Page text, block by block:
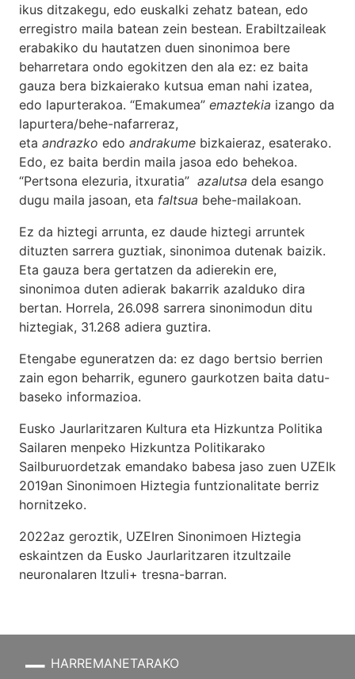
ikus ditzakegu, edo euskalki zehatz batean, edo
erregistro maila batean zein bestean. Erabiltzaileak
erabakiko du hautatzen duen sinonimoa bere
beharretara ondo egokitzen den ala ez: ez baita
gauza bera bizkaierako kutsua eman nahi izatea,
edo lapurterakoa. “Emakumea” emaztekia izango da
lapurtera/behe-nafarreraz,
eta andrazko edo andrakume bizkaieraz, esaterako.
Edo, ez baita berdin maila jasoa edo behekoa.
“Pertsona elezuria, itxuratia” azalutsa dela esango
dugu maila jasoan, eta faltsua behe-mailakoan.
Ez da hiztegi arrunta, ez daude hiztegi arruntek
dituzten sarrera guztiak, sinonimoa dutenak baizik.
Eta gauza bera gertatzen da adierekin ere,
sinonimoa duten adierak bakarrik azalduko dira
bertan. Horrela, 26.098 sarrera sinonimodun ditu
hiztegiak, 31.268 adiera guztira.
Etengabe eguneratzen da: ez dago bertsio berrien
zain egon beharrik, egunero gaurkotzen baita datu-
baseko informazioa.
Eusko Jaurlaritzaren Kultura eta Hizkuntza Politika
Sailaren menpeko Hizkuntza Politikarako
Sailburuordetzak emandako babesa jaso zuen UZEIk
2019an Sinonimoen Hiztegia funtzionalitate berriz
hornitzeko.
2022az geroztik, UZEIren Sinonimoen Hiztegia
eskaintzen da Eusko Jaurlaritzaren itzultzaile
neuronalaren Itzuli+ tresna-barran.
HARREMANETARAKO